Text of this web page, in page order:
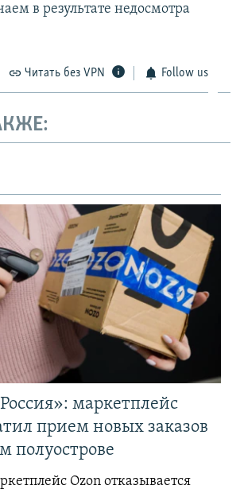
в результате недосмотра
Читать без VPN Follow us
маркетплейс
прием новых заказов
полуострове
Ozon отказывается